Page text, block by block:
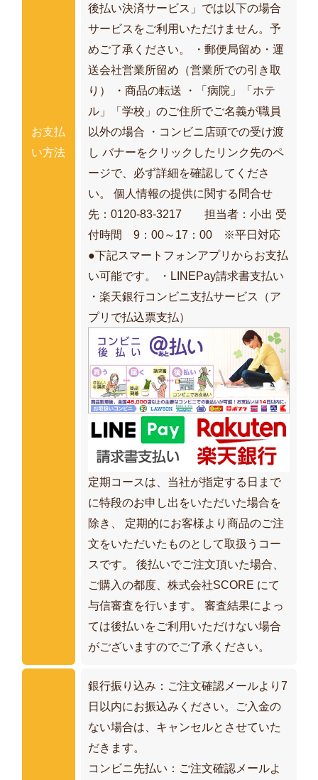
お支払
い方法
後払い決済サービス」では以下の場合
サービスをご利用いただけません。予
めご了承ください。 ・郵便局留め・運
送会社営業所留め（営業所での引き取
り） ・商品の転送 ・「病院」「ホテ
ル」「学校」のご住所でご名義が職員
以外の場合 ・コンビニ店頭での受け渡
し バナーをクリックしたリンク先のペ
ージで、必ず詳細を確認してくださ
い。 個人情報の提供に関する問合せ
先：0120-83-3217 担当者：小出 受
付時間 9：00～17：00 ※平日対応
●下記スマートフォンアプリからお支払
い可能です。 ・LINEPay請求書支払い
・楽天銀行コンビニ支払サービス（ア
プリで払込票支払）
定期コースは、当社が指定する日まで
に特段のお申し出をいただいた場合を
除き、 定期的にお客様より商品のご注
文をいただいたものとして取扱うコー
スです。 後払いでご注文頂いた場合、
ご購入の都度、株式会社SCORE にて
与信審査を行います。 審査結果によっ
ては後払いをご利用いただけない場合
がございますのでご了承ください。
銀行振り込み：ご注文確認メールより7
日以内にお振込みください。ご入金の
ない場合は、キャンセルとさせていた
だきます。
コンビニ先払い：ご注文確認メールよ